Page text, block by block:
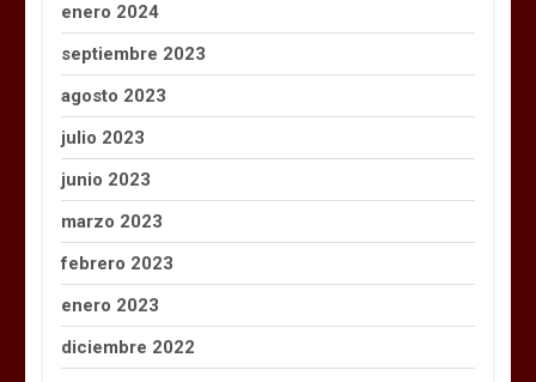
enero 2024
septiembre 2023
agosto 2023
julio 2023
junio 2023
marzo 2023
febrero 2023
enero 2023
diciembre 2022